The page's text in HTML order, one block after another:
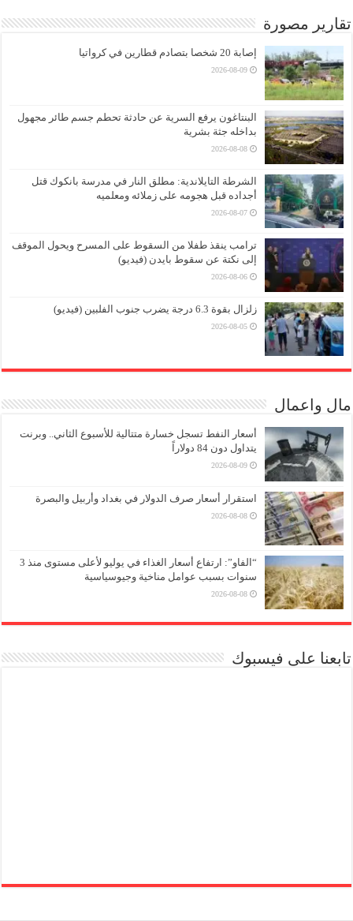
تقارير مصورة
إصابة 20 شخصا بتصادم قطارين في كرواتيا
2026-08-09
البنتاغون يرفع السرية عن حادثة تحطم جسم طائر مجهول
بداخله جثة بشرية
2026-08-08
الشرطة التايلاندية: مطلق النار في مدرسة بانكوك قتل
أجداده قبل هجومه على زملائه ومعلميه
2026-08-07
ترامب ينقذ طفلا من السقوط على المسرح ويحول الموقف
إلى نكتة عن سقوط بايدن (فيديو)
2026-08-06
زلزال بقوة 6.3 درجة يضرب جنوب الفلبين (فيديو)
2026-08-05
مال واعمال
أسعار النفط تسجل خسارة متتالية للأسبوع الثاني.. وبرنت
يتداول دون 84 دولاراً
2026-08-09
استقرار أسعار صرف الدولار في بغداد وأربيل والبصرة
2026-08-08
“الفاو”: ارتفاع أسعار الغذاء في يوليو لأعلى مستوى منذ 3
سنوات بسبب عوامل مناخية وجيوسياسية
2026-08-08
تابعنا على فيسبوك